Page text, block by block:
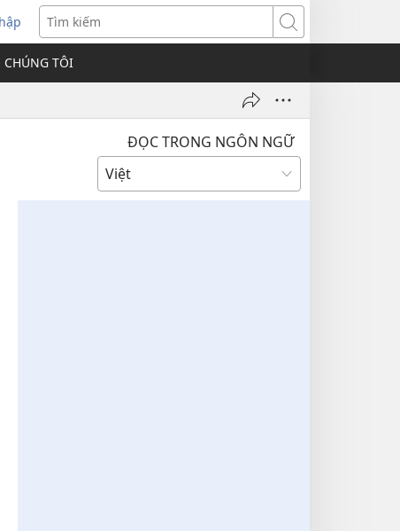
Tìm
kiếm
CHÚNG TÔI
ĐỌC TRONG NGÔN NGỮ